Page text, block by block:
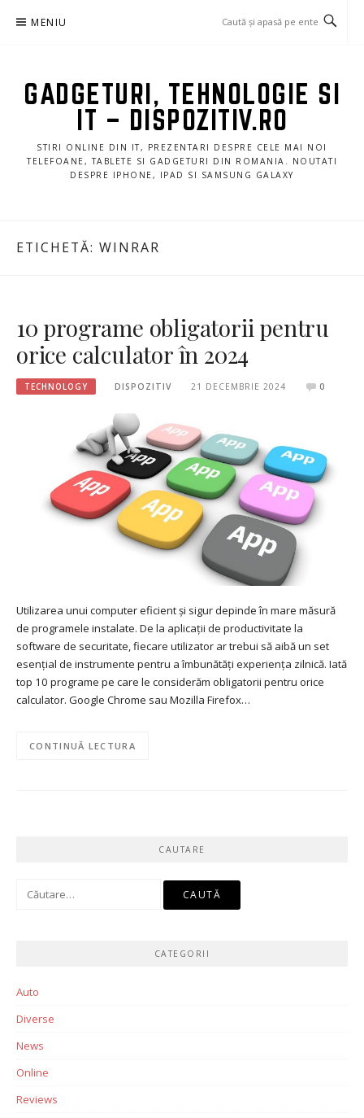
MENIU
GADGETURI, TEHNOLOGIE SI
IT – DISPOZITIV.RO
STIRI ONLINE DIN IT, PREZENTARI DESPRE CELE MAI NOI
TELEFOANE, TABLETE SI GADGETURI DIN ROMANIA. NOUTATI
DESPRE IPHONE, IPAD SI SAMSUNG GALAXY
ETICHETĂ: WINRAR
10 programe obligatorii pentru
orice calculator în 2024
TECHNOLOGY DISPOZITIV 21 DECEMBRIE 2024 0
Utilizarea unui computer eficient și sigur depinde în mare măsură
de programele instalate. De la aplicații de productivitate la
software de securitate, fiecare utilizator ar trebui să aibă un set
esențial de instrumente pentru a îmbunătăți experiența zilnică. Iată
top 10 programe pe care le considerăm obligatorii pentru orice
calculator. Google Chrome sau Mozilla Firefox…
CONTINUĂ LECTURA
CAUTARE
Caută
CATEGORII
Auto
Diverse
News
Online
Reviews